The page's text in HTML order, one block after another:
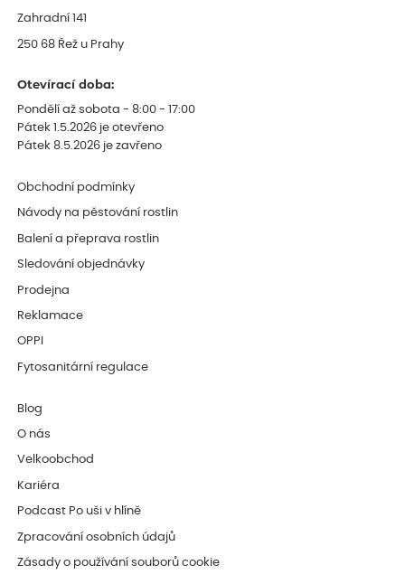
Zahradní 141
250 68 Řež u Prahy
Otevírací doba:
Pondělí až sobota - 8:00 - 17:00
Pátek 1.5.2026 je otevřeno
Pátek 8.5.2026 je zavřeno
Obchodní podmínky
Návody na pěstování rostlin
Balení a přeprava rostlin
Sledování objednávky
Prodejna
Reklamace
OPPI
Fytosanitární regulace
Blog
O nás
Velkoobchod
Kariéra
Podcast Po uši v hlíně
Zpracování osobních údajů
Zásady o používání souborů cookie